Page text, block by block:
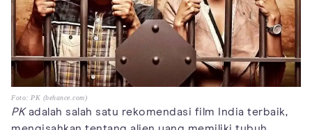
Foto: PK (behance.com)
PKadalah salah satu rekomendasi film India terbaik,